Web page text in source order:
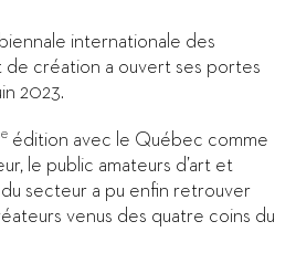
internationale des
de création a ouvert ses portes
2023.
édition avec le Québec comme
le public amateurs d’art et
secteur a pu enfin retrouver
venus des quatre coins du